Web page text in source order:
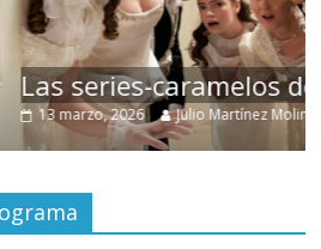
de Shondaland
Martínez Molina 0